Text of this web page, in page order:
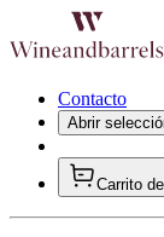
Contacto
Abrir
Carrito